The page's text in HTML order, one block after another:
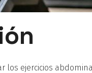
los ejercicios